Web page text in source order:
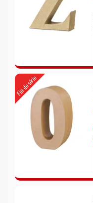
Fin de série